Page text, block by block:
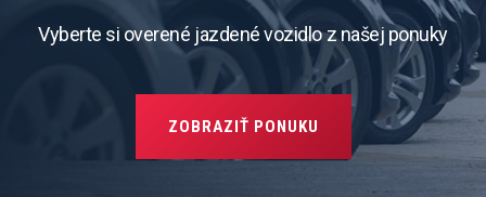
Vyberte si overené jazdené vozidlo z našej ponuky
ZOBRAZIŤ PONUKU